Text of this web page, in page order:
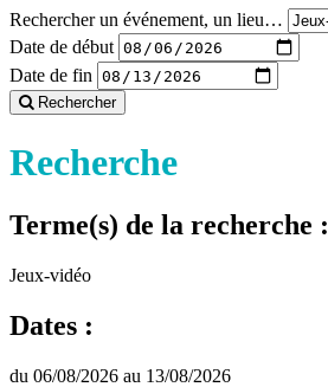
Rechercher un événement, un lieu…
Date de début
Date de fin
Rechercher
Recherche
Terme(s) de la recherche :
Jeux-vidéo
Dates :
du 06/08/2026 au 13/08/2026